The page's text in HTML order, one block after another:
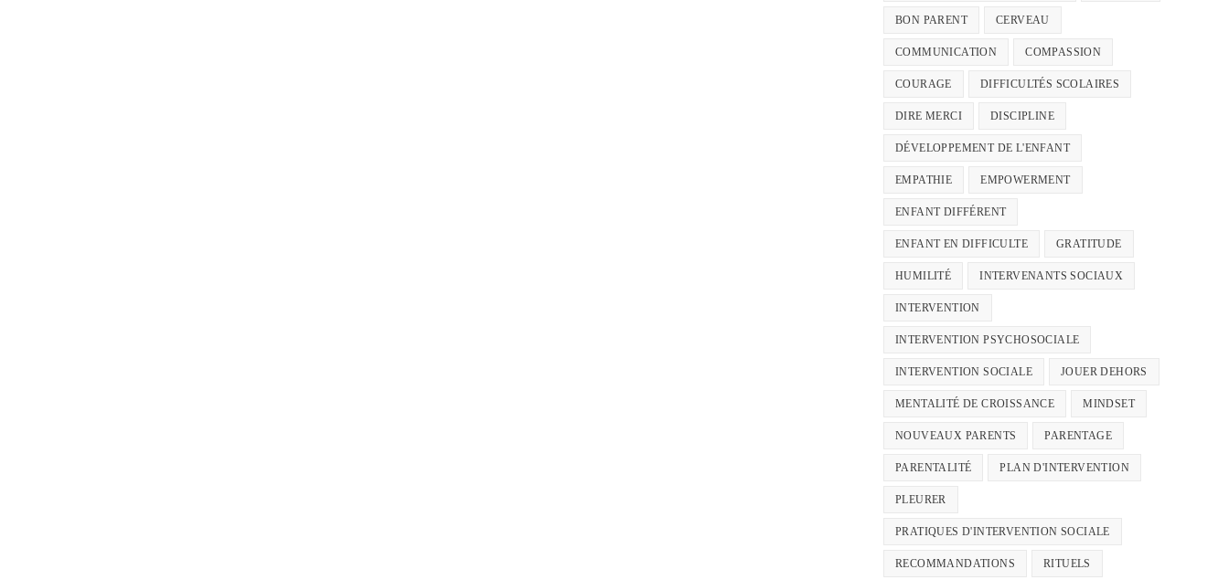
BON PARENT CERVEAU
COMMUNICATION COMPASSION
COURAGE DIFFICULTÉS SCOLAIRES
DIRE MERCI DISCIPLINE
DÉVELOPPEMENT DE L'ENFANT
EMPATHIE EMPOWERMENT
ENFANT DIFFÉRENT
ENFANT EN DIFFICULTE GRATITUDE
HUMILITÉ INTERVENANTS SOCIAUX
INTERVENTION
INTERVENTION PSYCHOSOCIALE
INTERVENTION SOCIALE JOUER DEHORS
MENTALITÉ DE CROISSANCE MINDSET
NOUVEAUX PARENTS PARENTAGE
PARENTALITÉ PLAN D'INTERVENTION
PLEURER
PRATIQUES D'INTERVENTION SOCIALE
RECOMMANDATIONS RITUELS